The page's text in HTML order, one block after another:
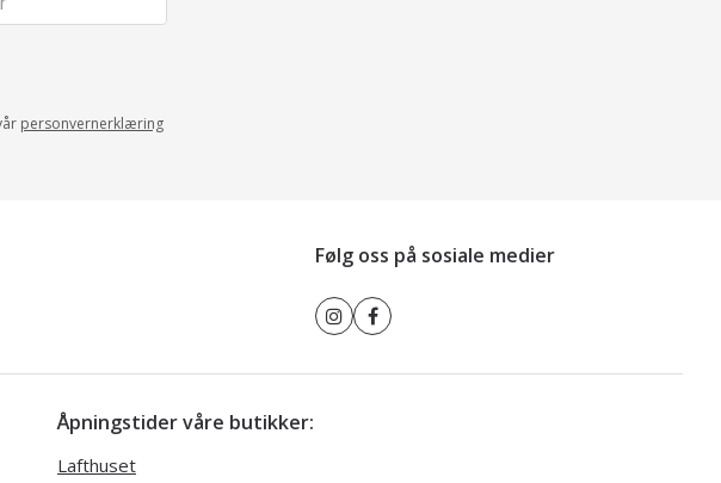
personvernerklæring
Følg oss på sosiale medier
Åpningstider våre butikker:
Lafthuset